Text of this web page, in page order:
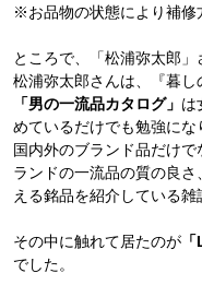
※お品物の状態により補修
ところで、「松浦弥太郎
松浦弥太郎さんは、『暮し
「男の一流品カタログ」 は
めているだけでも勉強にな
国内外のブランド品だけ
ランドの一流品の質の良
える銘品を紹介している雑
その中に触れて居たのが
でした。